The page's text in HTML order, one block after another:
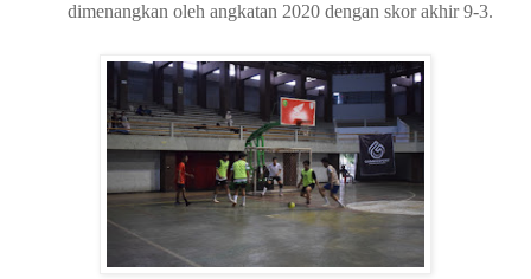
dimenangkan oleh angkatan 2020 dengan skorakhir9-3.